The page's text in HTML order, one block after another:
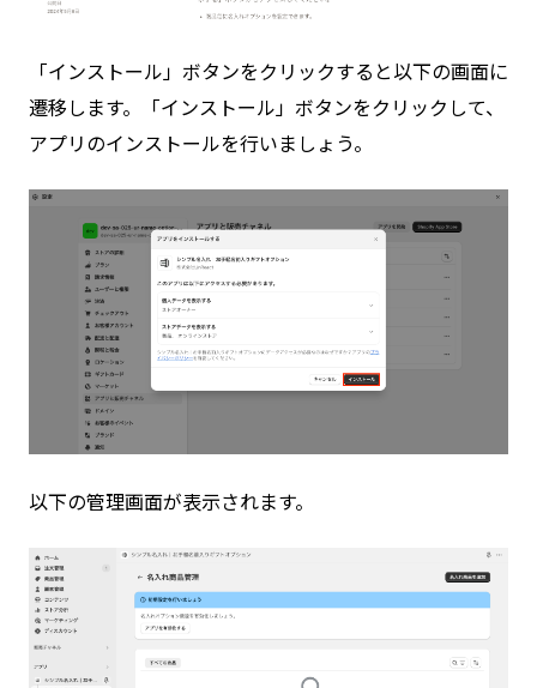
「インストール」ボタンをクリックすると以下の画面に
遷移します。「インストール」ボタンをクリックして、
アプリのインストールを行いましょう。
以下の管理画面が表示されます。